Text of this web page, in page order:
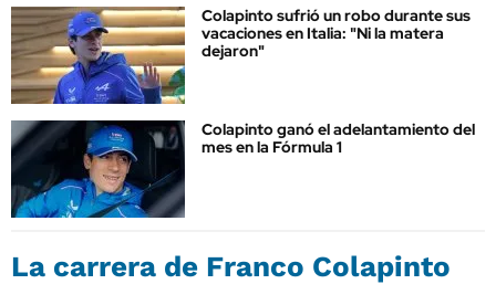
Colapinto sufrió un robo durante sus
vacaciones en Italia: "Ni la matera
dejaron"
Colapinto ganó el adelantamiento del
mes en la Fórmula 1
La carrera de Franco Colapinto